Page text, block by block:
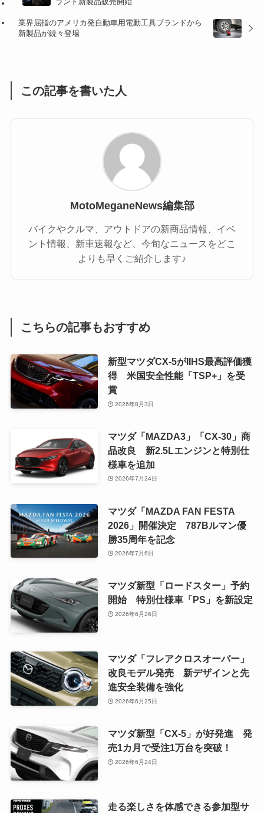
(1)
(1)
(1)
(55)
業界屈指のアメリカ発自動車用電動工具ブランドから
新製品が続々登場
この記事を書いた人
MotoMeganeNews編集部
バイクやクルマ、アウトドアの新商品情報、イベ
ント情報、新車速報など、今旬なニュースをどこ
よりも早くご紹介します♪
こちらの記事もおすすめ
新型マツダCX-5がIIHS最高評価獲
得 米国安全性能「TSP+」を受
賞
2026年8月3日
マツダ「MAZDA3」「CX-30」商
品改良 新2.5Lエンジンと特別仕
様車を追加
2026年7月24日
マツダ「MAZDA FAN FESTA
2026」開催決定 787Bルマン優
勝35周年を記念
2026年7月6日
マツダ新型「ロードスター」予約
開始 特別仕様車「PS」を新設定
2026年6月26日
マツダ「フレアクロスオーバー」
改良モデル発売 新デザインと先
進安全装備を強化
2026年6月25日
マツダ新型「CX-5」が好発進 発
売1カ月で受注1万台を突破！
2026年6月24日
走る楽しさを体感できる参加型サ